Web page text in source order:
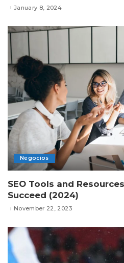
January 8, 2024
Negocios
SEO Tools and
Succeed (2024)
November 22, 2023